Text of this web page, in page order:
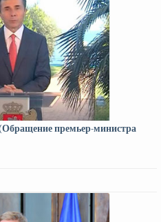
премьер-министра